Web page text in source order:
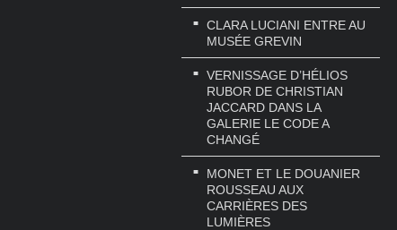
CLARA LUCIANI ENTRE AU
MUSÉE GREVIN
VERNISSAGE D’HÉLIOS
RUBOR DE CHRISTIAN
JACCARD DANS LA
GALERIE LE CODE A
CHANGÉ
MONET ET LE DOUANIER
ROUSSEAU AUX
CARRIÈRES DES
LUMIÈRES